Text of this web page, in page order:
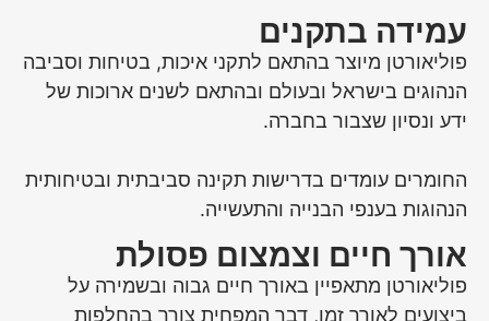
עמידה בתקנים
פוליאורטן מיוצר בהתאם לתקני איכות, בטיחות וסביבה
הנהוגים בישראל ובעולם ובהתאם לשנים ארוכות של
ידע ונסיון שצבור בחברה.
החומרים עומדים בדרישות תקינה סביבתית ובטיחותית
הנהוגות בענפי הבנייה והתעשייה.
אורך חיים וצמצום פסולת
פוליאורטן מתאפיין באורך חיים גבוה ובשמירה על
ביצועים לאורך זמן, דבר המפחית צורך בהחלפות